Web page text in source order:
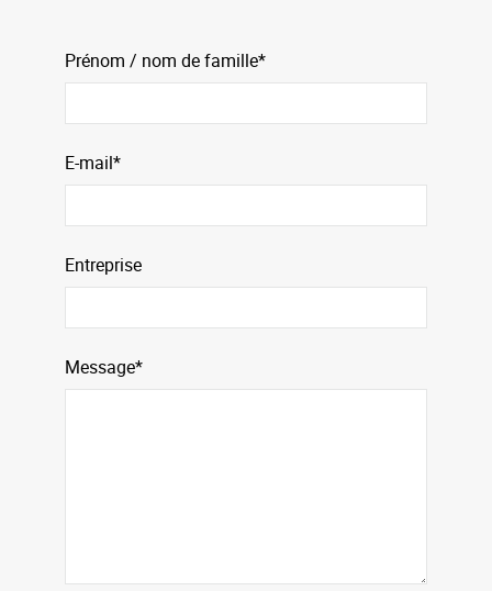
Prénom / nom de famille*
E-mail*
Entreprise
Message*